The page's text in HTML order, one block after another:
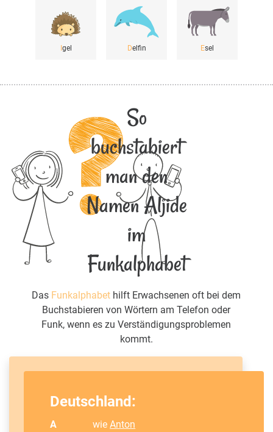
gel Delfin Esel
So
buchstabiert
man den
Namen Aljide
im
Funkalphabet
Das Funkalphabet hilft Erwachsenen oft bei dem
Buchstabieren von Wörtern am Telefon oder
Funk, wenn es zu Verständigungsproblemen
kommt.
Deutschland:
A wieAnton